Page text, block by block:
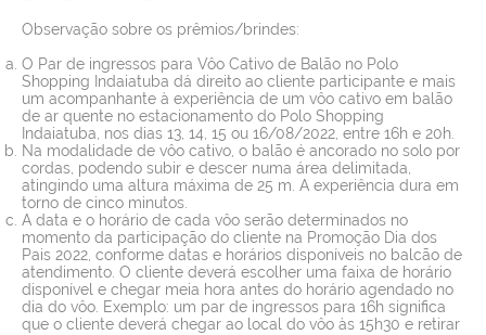
Observação sobre os prêmios/brindes:
O Par de ingressos para Vôo Cativo de Balão no Polo
Shopping Indaiatuba dá direito ao cliente participante e mais
um acompanhante à experiência de um vôo cativo em balão
de ar quente no estacionamento do Polo Shopping
Indaiatuba, nos dias 13, 14, 15 ou 16/08/2022, entre 16h e 20h.
Na modalidade de vôo cativo, o balão é ancorado no solo por
cordas, podendo subir e descer numa área delimitada,
atingindo uma altura máxima de 25 m. A experiência dura em
torno de cinco minutos.
A data e o horário de cada vôo serão determinados no
momento da participação do cliente na Promoção Dia dos
Pais 2022, conforme datas e horários disponíveis no balcão de
atendimento. O cliente deverá escolher uma faixa de horário
disponível e chegar meia hora antes do horário agendado no
dia do vôo. Exemplo: um par de ingressos para 16h significa
que o cliente deverá chegar ao local do vôo às 15h30 e retirar